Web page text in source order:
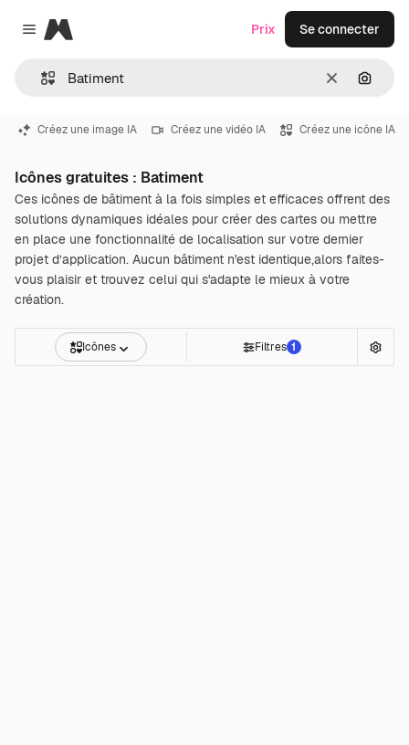
Close menu
Magnific
Effacer
Prix Se connecter
Créez une image IA Créez une vidéo IA Créez une icône IA
Icônes gratuites : Batiment
Ces icônes de bâtiment à la fois simples et efficaces offrent des
solutions dynamiques idéales pour créer des cartes ou mettre
en place une fonctionnalité de localisation sur votre dernier
projet d’application. Aucun bâtiment n'est identique,alors faites-
vous plaisir et trouvez celui qui s'adapte le mieux à votre
création.
Icônes Filtres 1